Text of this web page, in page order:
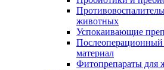
животных
Успокаивающие
Послеоперационный
материал
Фитопрепараты для